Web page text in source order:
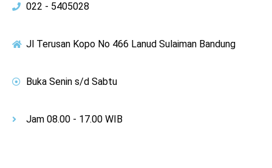
022 - 5405028
Jl Terusan Kopo No 466 Lanud Sulaiman Bandung
Buka Senin s/d Sabtu
Jam 08.00 - 17.00 WIB